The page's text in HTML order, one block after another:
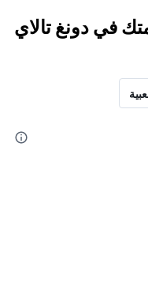
في دونغ تالاي